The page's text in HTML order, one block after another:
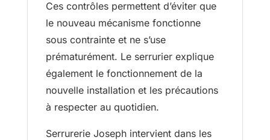
Ces contrôles permettent d’éviter que
le nouveau mécanisme fonctionne
sous contrainte et ne s’use
prématurément. Le serrurier explique
également le fonctionnement de la
nouvelle installation et les précautions
à respecter au quotidien.
Serrurerie Joseph intervient dans les